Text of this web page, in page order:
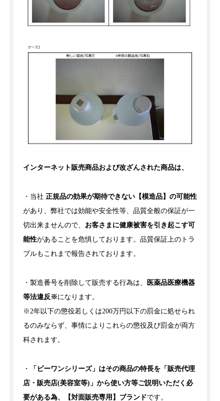
インターネット販売商品および改ざんされた商品は、
・当社 正規品の効果が期待できない【模造品】の可能性
があり、弊社では効能や安全性等、品質全般の保証が一
切出来ませんので、 お客さまに健康被害を引き起こす可
能性があることを危惧しております。品質保証上のトラ
ブルもこれまで報告されております。
・製造番号を削除して販売する行為は、
医薬品医療機器
等法違反※になります。
※2年以下の懲役若しくは200万円以下の罰金に処せられ
るのみならず、事情によりこれらの懲役及び罰金が両方
科されます。
・
「ビーワンシリーズ」はその商品の特長を「販売代理
店・販売店(美容室等)」から使い方等ご説明いただく必
要がある為、【対面販売専用】ブランドです。